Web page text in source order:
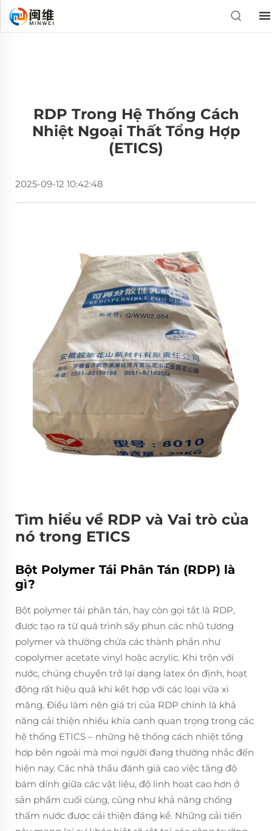
RDP Trong Hệ Thống Cách
Nhiệt Ngoại Thất Tổng Hợp
(ETICS)
2025-09-12 10:42:48
Tìm hiểu về RDP và Vai trò của
nó trong ETICS
Bột Polymer Tái Phân Tán (RDP) là
gì?
Bột polymer tái phân tán, hay còn gọi tắt là RDP,
được tạo ra từ quá trình sấy phun các nhũ tương
polymer và thường chứa các thành phần như
copolymer acetate vinyl hoặc acrylic. Khi trộn với
nước, chúng chuyển trở lại dạng latex ổn định, hoạt
động rất hiệu quả khi kết hợp với các loại vữa xi
măng. Điều làm nên giá trị của RDP chính là khả
năng cải thiện nhiều khía cạnh quan trọng trong các
hệ thống ETICS – những hệ thống cách nhiệt tổng
hợp bên ngoài mà mọi người đang thường nhắc đến
hiện nay. Các nhà thầu đánh giá cao việc tăng độ
bám dính giữa các vật liệu, độ linh hoạt cao hơn ở
sản phẩm cuối cùng, cũng như khả năng chống
thấm nước được cải thiện đáng kể. Những cải tiến